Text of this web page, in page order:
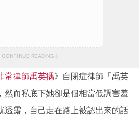
CONTINUE READING
常律師禹英禑》自閉症律師「禹英
然而私底下她卻是個相當低調害羞
透露，自己走在路上被認出來的話